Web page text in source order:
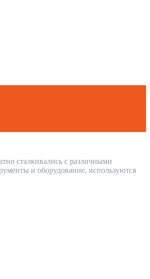
сталкивались с различными
и оборудование, используются